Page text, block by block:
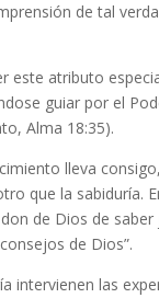
de tal
este atributo
guiar por el
Alma 18:35).
lleva
que la sabiduría.
de Dios de
de Dios”.
intervienen las